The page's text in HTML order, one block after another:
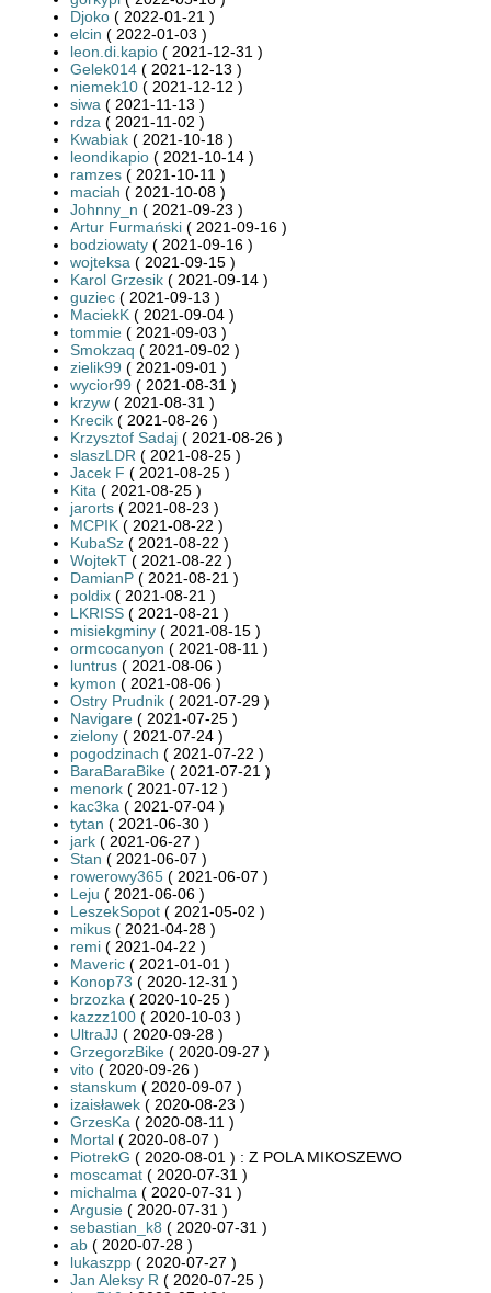
Djoko ( 2022-01-21 )
elcin ( 2022-01-03 )
leon.di.kapio ( 2021-12-31 )
Gelek014 ( 2021-12-13 )
niemek10 ( 2021-12-12 )
siwa ( 2021-11-13 )
rdza ( 2021-11-02 )
Kwabiak ( 2021-10-18 )
leondikapio ( 2021-10-14 )
ramzes ( 2021-10-11 )
maciah ( 2021-10-08 )
Johnny_n ( 2021-09-23 )
Artur Furmański ( 2021-09-16 )
bodziowaty ( 2021-09-16 )
wojteksa ( 2021-09-15 )
Karol Grzesik ( 2021-09-14 )
guziec ( 2021-09-13 )
MaciekK ( 2021-09-04 )
tommie ( 2021-09-03 )
Smokzaq ( 2021-09-02 )
zielik99 ( 2021-09-01 )
wycior99 ( 2021-08-31 )
krzyw ( 2021-08-31 )
Krecik ( 2021-08-26 )
Krzysztof Sadaj ( 2021-08-26 )
slaszLDR ( 2021-08-25 )
Jacek F ( 2021-08-25 )
Kita ( 2021-08-25 )
jarorts ( 2021-08-23 )
MCPIK ( 2021-08-22 )
KubaSz ( 2021-08-22 )
WojtekT ( 2021-08-22 )
DamianP ( 2021-08-21 )
poldix ( 2021-08-21 )
LKRISS ( 2021-08-21 )
misiekgminy ( 2021-08-15 )
ormcocanyon ( 2021-08-11 )
luntrus ( 2021-08-06 )
kymon ( 2021-08-06 )
Ostry Prudnik ( 2021-07-29 )
Navigare ( 2021-07-25 )
zielony ( 2021-07-24 )
pogodzinach ( 2021-07-22 )
BaraBaraBike ( 2021-07-21 )
menork ( 2021-07-12 )
kac3ka ( 2021-07-04 )
tytan ( 2021-06-30 )
jark ( 2021-06-27 )
Stan ( 2021-06-07 )
rowerowy365 ( 2021-06-07 )
Leju ( 2021-06-06 )
LeszekSopot ( 2021-05-02 )
mikus ( 2021-04-28 )
remi ( 2021-04-22 )
Maveric ( 2021-01-01 )
Konop73 ( 2020-12-31 )
brzozka ( 2020-10-25 )
kazzz100 ( 2020-10-03 )
UltraJJ ( 2020-09-28 )
GrzegorzBike ( 2020-09-27 )
vito ( 2020-09-26 )
stanskum ( 2020-09-07 )
izaisławek ( 2020-08-23 )
GrzesKa ( 2020-08-11 )
Mortal ( 2020-08-07 )
PiotrekG ( 2020-08-01 ) : Z POLA MIKOSZEWO
moscamat ( 2020-07-31 )
michalma ( 2020-07-31 )
Argusie ( 2020-07-31 )
sebastian_k8 ( 2020-07-31 )
ab ( 2020-07-28 )
lukaszpp ( 2020-07-27 )
Jan Aleksy R ( 2020-07-25 )